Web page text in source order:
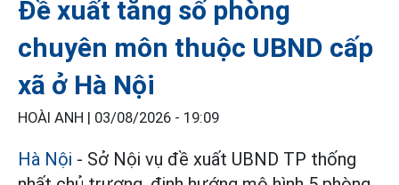
Đề xuất tăng số phòng
chuyên môn thuộc UBND cấp
xã ở Hà Nội
HOÀI ANH | 03/08/2026 - 19:09
Hà Nội - Sở Nội vụ đề xuất UBND TP thống